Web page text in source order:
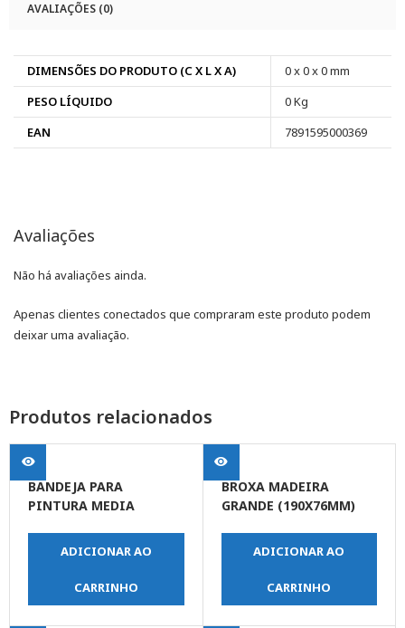
AVALIAÇÕES (0)
DIMENSÕES DO PRODUTO (C X L X A)
0 x 0 x 0 mm
PESO LÍQUIDO
0 Kg
EAN
7891595000369
Avaliações
Não há avaliações ainda.
Apenas clientes conectados que compraram este produto podem
deixar uma avaliação.
Produtos relacionados
BANDEJA PARA
PINTURA MEDIA
ADICIONAR AO
CARRINHO
BROXA MADEIRA
GRANDE (190X76MM)
ADICIONAR AO
CARRINHO